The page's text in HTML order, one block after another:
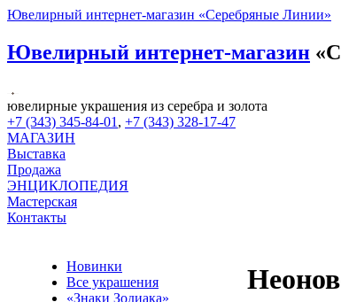
Ювелирный интернет-магазин «Серебряные Линии»
Ювелирный интернет-магазин
ювелирные украшения из серебра и золота
+7 (343) 345-84-01 , +7 (343) 328-17-47
МАГАЗИН
Выставка
Продажа
ЭНЦИКЛОПЕДИЯ
Мастерская
Контакты
Новинки
Все украшения
«Знаки Зодиака»